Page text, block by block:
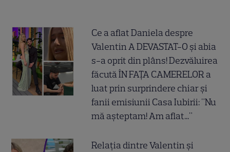
Ce a aflat Daniela despre
Valentin A DEVASTAT-O și abia
s-a oprit din plâns! Dezvăluirea
făcută ÎN FAȚA CAMERELOR a
luat prin surprindere chiar și
fanii emisiunii Casa Iubirii: "Nu
mă așteptam! Am aflat..."
Relația dintre Valentin și